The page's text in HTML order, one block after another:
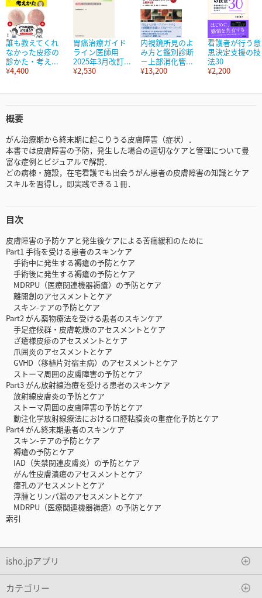
誰も教えてくれ
なかった皮疹の
診かた・考え...
¥4,400
胃癌治療ガイド
ライン医師用
2025年3月改訂...
¥2,530
内視鏡所見のよ
み方と鑑別診断
－上部消化管...
¥13,200
看護者が行う意
思決定支援の技
法30
¥2,200
概要
がん治療期から終末期に起こりうる皮膚障害（症状）．
本書では皮膚障害の予防，発生した場合の適切なケアと管理について豊
富な症例とビジュアルで解説．
どの病棟・施設，在宅看護でも出会うがん患者の皮膚障害の知識とケア
スキルを習得し，即実践できる１冊．
目次
皮膚障害の予防ケアと発生後ケアによる苦痛緩和のために
Part1 手術を受ける患者のスキンケア
手術中に発生する褥瘡の予防とケア
手術後に発生する褥瘡の予防とケア
MDRPU（医療関連機器褥瘡）の予防とケア
離開創のアセスメントとケア
スキン-テアの予防とケア
Part2 がん薬物療法を受ける患者のスキンケア
手足症候群・皮膚乾燥のアセスメントとケア
ざ瘡様皮疹のアセスメントとケア
爪囲炎のアセスメントとケア
GVHD（移植片対宿主病）のアセスメントとケア
ストーマ周囲の皮膚障害の予防とケア
Part3 がん放射線治療を受ける患者のスキンケア
放射線皮膚炎の予防とケア
ストーマ周囲の皮膚障害の予防とケア
動注化学放射線療法における口腔粘膜炎の重症化予防とケア
Part4 がん終末期患者のスキンケア
スキン-テアの予防とケア
褥瘡の予防とケア
IAD（失禁関連皮膚炎）の予防とケア
がん性皮膚潰瘍のアセスメントとケア
瘻孔のアセスメントとケア
浮腫とリンパ漏のアセスメントとケア
MDRPU（医療関連機器褥瘡）の予防とケア
索引
isho.jpアプリ
カテゴリー